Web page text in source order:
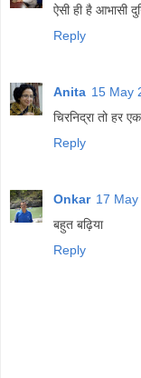
ऐसी ही है आभासी
Reply
Anita 15 May
चिरनिद्रा तो हर
Reply
Onkar 17
बहुत बढ़िया
Reply